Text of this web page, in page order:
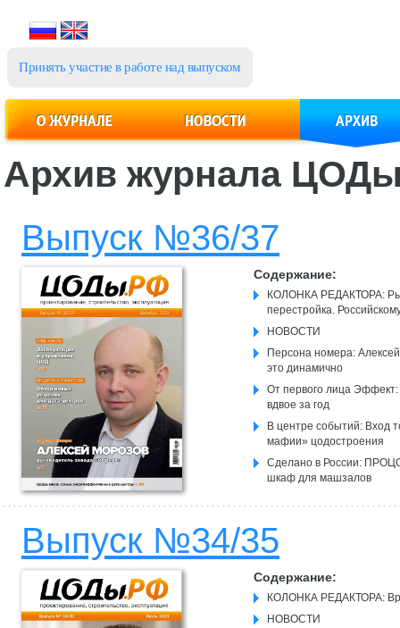
Принять участие в работе над выпуском
Архив журнала
Выпуск №36/37
Содержание:
КОЛОНКА РЕДАКТОРА:
перестройка.
НОВОСТИ
Персона номера:
это динамично
От первого лица
вдвое за год
В центре событий: Вход
мафии» цодостроения
Сделано в России:
шкаф для машзалов
превосходят все прочие
Выпуск №34/35
Содержание:
КОЛОНКА РЕДАКТОРА:
НОВОСТИ